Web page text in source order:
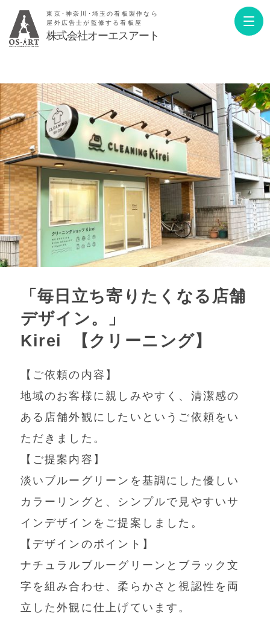
東京･神奈川･埼玉の看板製作なら
屋外広告士が監修する看板屋
株式会社オーエスアート
「毎日立ち寄りたくなる店舗
デザイン。」
Kirei 【クリーニング】
【ご依頼の内容】
地域のお客様に親しみやすく、清潔感の
ある店舗外観にしたいというご依頼をい
ただきました。
【ご提案内容】
淡いブルーグリーンを基調にした優しい
カラーリングと、シンプルで見やすいサ
インデザインをご提案しました。
【デザインのポイント】
ナチュラルブルーグリーンとブラック文
字を組み合わせ、柔らかさと視認性を両
立した外観に仕上げています。